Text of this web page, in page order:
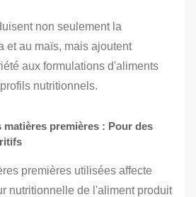
non seulement la
et au maïs, mais ajoutent
aux formulations d'aliments
nutritionnels.
premières : Pour des
premières utilisées affecte
nutritionnelle de l'aliment produit